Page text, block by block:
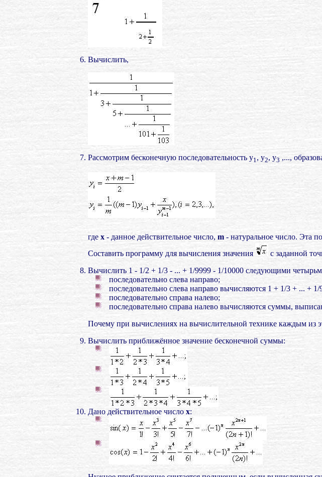
Вычислить,
Рассмотрим бесконечную последовательность у1, у2, у3 ,...,
где х - данное действительное число, m - натуральное число. Эта
Составить программу для вычисления значения
с заданной
Вычислить 1 - 1/2 + 1/3 - ... + 1/9999 - 1/10000 следующими
последовательно слева направо;
последовательно слева направо вычисляются 1 + 1/3 + ... +
последовательно справа налево;
последовательно справа налево вычисляются суммы,
Почему при вычислениях на вычислительной технике каждым из
Вычислить приближённое значение бесконечной суммы:
Дано действительное число х: